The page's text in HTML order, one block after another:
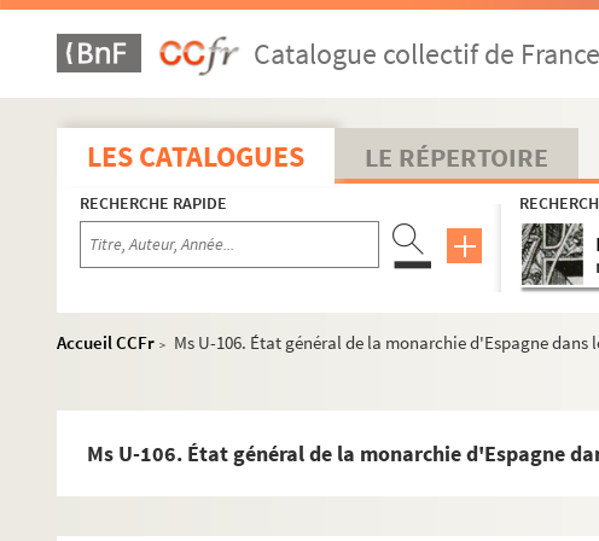
Catalogue collectif de France
LES CATALOGUES LE RÉPERTOIRE
RECHERCHE RAPIDE
Accueil CCFr > Ms U-106. État général de la monarchie d'Espagne
Ms U-106. État général de la monarchie d'Espagne
Ms U-78. Histoire de saint Nicaise, apostre, martyr et patron du
Ms U-79. S. Hieronymi et Gennadii libri de viris illustribus
Ms U-80. Caesarii, Cisterciensis monachi, dialogorum libri XII
Ms U-81. Eusebii, Hieronymi et aliorum chronica
Ms U-82. Chronique anonyme de différents événements arrivés en
Ms U-83. Traité de blason
Ms U-84. S. Isidori Hispalensis opuscula
Ms U-85. Histoire romaine, tirée de Lucain, Suétone et Salluste, ou
Ms U-86. Biondo Flavio, Italia illustrata
Ms U-88. Réflexions sur l'histoire de France, ensemble les